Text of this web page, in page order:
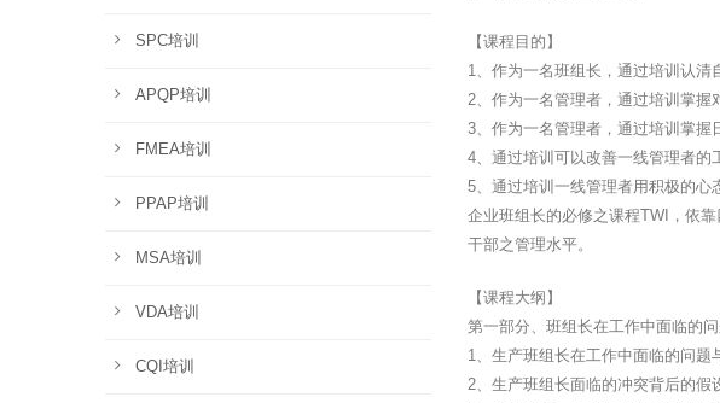
【课程目的】
1、作为一名班组长，通过培训认清
2、作为一名管理者，通过培训掌握
3、作为一名管理者，通过培训掌握
4、通过培训可以改善一线管理者的
5、通过培训一线管理者用积极的心
企业班组长的必修之课程TWI，依
干部之管理水平。
【课程大纲】
第一部分、班组长在工作中面临的
1、生产班组长在工作中面临的问题
2、生产班组长面临的冲突背后的假
SPC培训
APQP培训
FMEA培训
PPAP培训
MSA培训
VDA培训
CQI培训